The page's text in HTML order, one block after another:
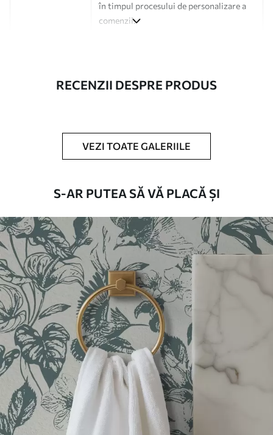
în timpul procesului de personalizare a
comenzii.
articolului
Tipărit la comandă și livrat în role de
până la 50 cm lățime.
suplimentare
Disponibil cu strat de lac și/sau adeziv
pentru tapet.
Curățare
Se poate curăța ușor cu un burete moale.
Fototapetul cu strat de lac poate fi
curățat cu apă.
Metoda de
aplicare
Aplicare fără cusături
Materiale disponibile
Standard
166.6599.99 lei
Premium
RECENZII DESPRE PRODUS
VEZI TOATE GALERIILE
S-AR PUTEA SĂ VĂ PLACĂ ȘI